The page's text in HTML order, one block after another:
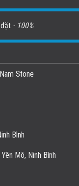
- 100%
Stone
Bình
Mô, Ninh Bình